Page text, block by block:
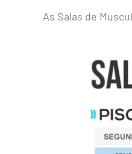
As Salas de